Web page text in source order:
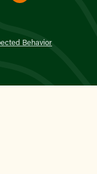
Behavior